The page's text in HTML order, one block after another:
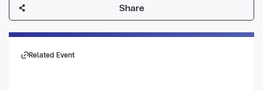
Share
Related Event